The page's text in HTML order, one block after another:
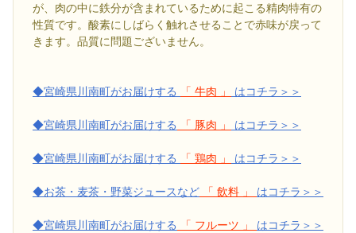
が、肉の中に鉄分が含まれているために起こる精肉特有の
性質です。酸素にしばらく触れさせることで赤味が戻って
きます。品質に問題ございません。
◆宮崎県川南町がお届けする 「 牛肉 」 はコチラ＞＞
◆宮崎県川南町がお届けする 「 豚肉 」 はコチラ＞＞
◆宮崎県川南町がお届けする 「 鶏肉 」 はコチラ＞＞
◆お茶・麦茶・野菜ジュースなど 「 飲料 」 はコチラ＞＞
◆宮崎県川南町がお届けする 「 フルーツ 」 はコチラ＞＞